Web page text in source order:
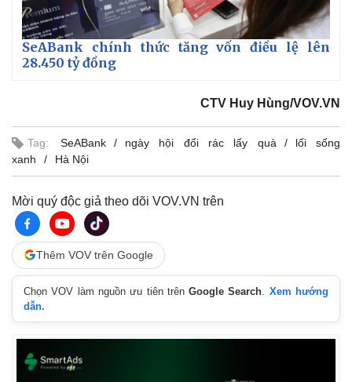
SeABank chính thức tăng vốn điều lệ lên
28.450 tỷ đồng
CTV Huy Hùng/VOV.VN
Tag: SeABank ngày hội đổi rác lấy quà
lối sống
xanh
Hà Nội
Mời quý độc giả theo dõi VOV.VN trên
Thêm VOV trên Google
Chọn VOV làm nguồn ưu tiên trênGoogle Search
Xem hướng
dẫn.